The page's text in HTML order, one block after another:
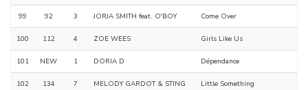
99 92 3 JORJA SMITH feat. O'BOY Come Over
100 112 4 ZOE WEES Girls Like Us
101 NEW 1 DORIA D Dépendance
102 134 7 MELODY GARDOT & STING Little Something